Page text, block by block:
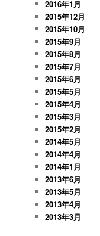
2016年1月
2015年12月
2015年10月
2015年9月
2015年8月
2015年7月
2015年6月
2015年5月
2015年4月
2015年3月
2015年2月
2014年5月
2014年4月
2014年1月
2013年6月
2013年5月
2013年4月
2013年3月